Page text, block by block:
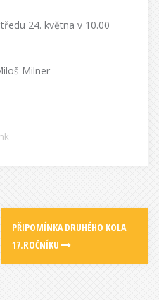
24. května v 10.00
Milner
PŘIPOMÍNKA DRUHÉHO KOLA
17.ROČNÍKU